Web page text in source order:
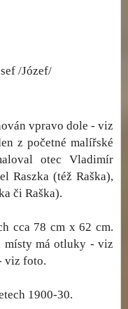
/Józef/
vpravo dole - viz
z početné malířské
otec Vladimír
Raszka (též Raška),
či Raška).
cca 78 cm x 62 cm.
místy má otluky - viz
viz foto.
1900-30.